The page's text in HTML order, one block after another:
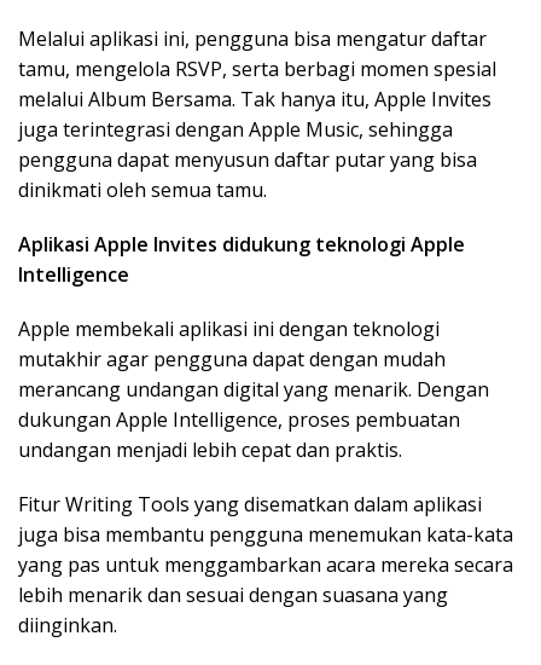
Melalui aplikasi ini, pengguna bisa mengatur daftar
tamu, mengelola RSVP, serta berbagi momen spesial
melalui Album Bersama. Tak hanya itu, Apple Invites
juga terintegrasi dengan Apple Music, sehingga
pengguna dapat menyusun daftar putar yang bisa
dinikmati oleh semua tamu.
Aplikasi Apple Invites didukung teknologi Apple
Intelligence
Apple membekali aplikasi ini dengan teknologi
mutakhir agar pengguna dapat dengan mudah
merancang undangan digital yang menarik. Dengan
dukungan Apple Intelligence, proses pembuatan
undangan menjadi lebih cepat dan praktis.
Fitur Writing Tools yang disematkan dalam aplikasi
juga bisa membantu pengguna menemukan kata-kata
yang pas untuk menggambarkan acara mereka secara
lebih menarik dan sesuai dengan suasana yang
diinginkan.